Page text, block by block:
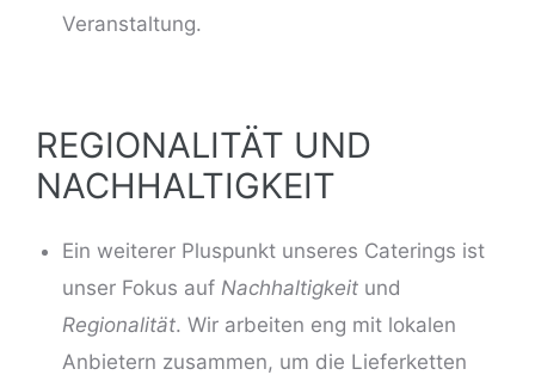
Veranstaltung.
REGIONALITÄT UND
NACHHALTIGKEIT
Ein weiterer Pluspunkt unseres Caterings ist
unser Fokus auf Nachhaltigkeit und
Regionalität. Wir arbeiten eng mit lokalen
Anbietern zusammen, um die Lieferketten